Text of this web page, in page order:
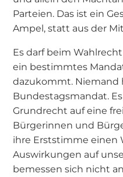
Parteien. Das ist ein
Ampel, statt aus der
Es darf beim
ein bestimmtes
dazukommt. Niemand
Bundestagsmandat.
Grundrecht auf eine
Bürgerinnen und
ihre Erststimme einen
Auswirkungen auf
bemessen sich nicht